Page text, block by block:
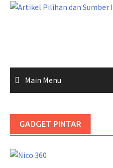
Skip
Main Menu
GADGET PINTAR